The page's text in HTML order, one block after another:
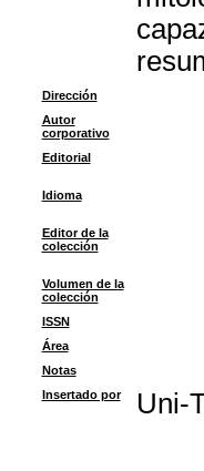
Dirección
Autor
corporativo
Editorial
Idioma
Editor de la
colección
Volumen de la
colección
ISSN
Área
Notas
Insertado por
Uni-